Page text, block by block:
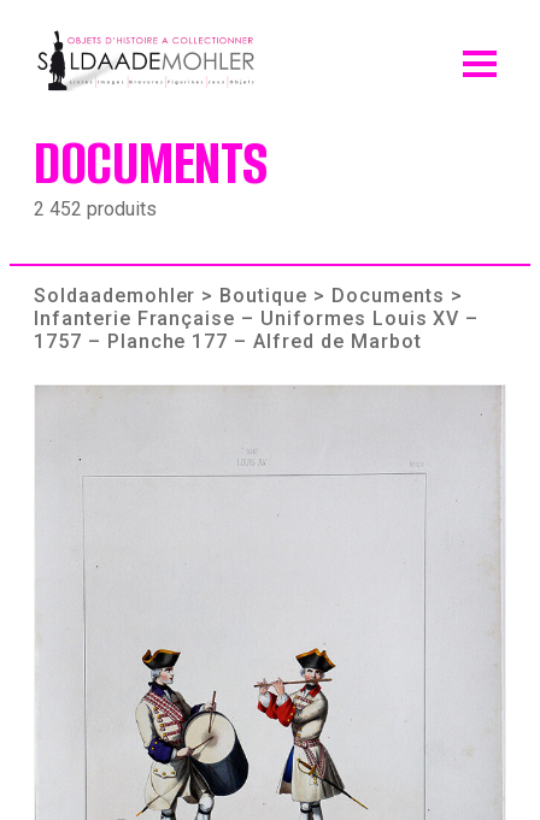
content
DOCUMENTS
2 452 produits
Soldaademohler > Boutique > Documents >
Infanterie Française – Uniformes Louis XV –
1757 – Planche 177 – Alfred de Marbot